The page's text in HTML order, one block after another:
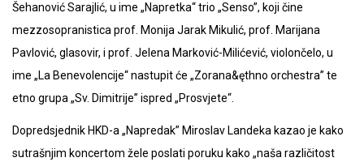
Šehanović Sarajlić, u ime „Napretka“ trio „Senso”, koji čine
mezzosopranistica prof. Monija Jarak Mikulić, prof. Marijana
Pavlović, glasovir, i prof. Jelena Marković-Milićević, violončelo, u
ime „La Benevolencije“ nastupit će „Zorana&ęthno orchestra” te
etno grupa „Sv. Dimitrije” ispred „Prosvjete“.
Dopredsjednik HKD-a „Napredak” Miroslav Landeka kazao je kako
sutrašnjim koncertom žele poslati poruku kako „naša različitost